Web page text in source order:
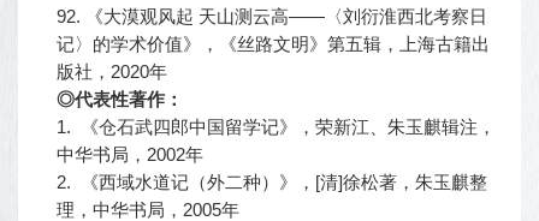
92. 《大漠观风起 天山测云高——〈刘衍淮西北考察日
记〉的学术价值》，《丝路文明》第五辑，上海古籍出
版社，2020年
◎代表性著作：
1. 《仓石武四郎中国留学记》，荣新江、朱玉麒辑注，
中华书局，2002年
2. 《西域水道记（外二种）》，[清]徐松著，朱玉麒整
理，中华书局，2005年